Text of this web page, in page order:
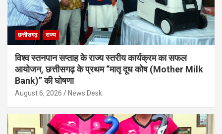
छत्तीसगढ़ राज्य
विश्व स्तनपान सप्ताह के राज्य स्तरीय कार्यक्रम का सफल
आयोजन, छत्तीसगढ़ के प्रथम “मातृ दूध कोष (Mother Milk
Bank)” की घोषणा
August 6, 2026 News Desk